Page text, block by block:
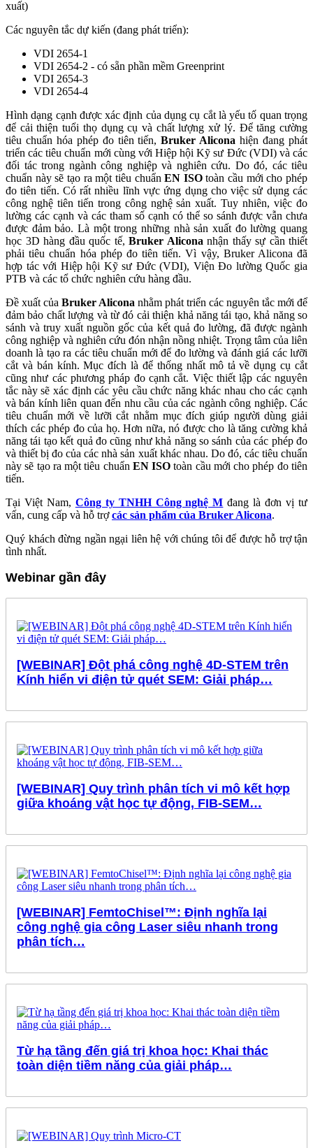
xuất)
Các nguyên tắc dự kiến (đang phát triển):
VDI 2654-1
VDI 2654-2 - có sẵn phần mềm Greenprint
VDI 2654-3
VDI 2654-4
Hình dạng cạnh được xác định của dụng cụ cắt là yếu tố quan trọng
để cải thiện tuổi thọ dụng cụ và chất lượng xử lý. Để tăng cường
tiêu chuẩn hóa phép đo tiên tiến,Bruker Alicona hiện đang phát
triển các tiêu chuẩn mới cùng với Hiệp hội Kỹ sư Đức (VDI) và các
đối tác trong ngành công nghiệp và nghiên cứu. Do đó, các tiêu
chuẩn này sẽ tạo ra một tiêu chuẩnEN ISOtoàn cầu mới cho phép
đo tiên tiến. Có rất nhiều lĩnh vực ứng dụng cho việc sử dụng các
công nghệ tiên tiến trong công nghệ sản xuất. Tuy nhiên, việc đo
lường các cạnh và các tham số cạnh có thể so sánh được vẫn chưa
được đảm bảo. Là một trong những nhà sản xuất đo lường quang
học 3D hàng đầu quốc tế, Bruker Alicona nhận thấy sự cần thiết
phải tiêu chuẩn hóa phép đo tiên tiến. Vì vậy, Bruker Alicona đã
hợp tác với Hiệp hội Kỹ sư Đức (VDI), Viện Đo lường Quốc gia
PTB và các tổ chức nghiên cứu hàng đầu.
Đề xuất của Bruker Alicona nhằm phát triển các nguyên tắc mới để
đảm bảo chất lượng và từ đó cải thiện khả năng tái tạo, khả năng so
sánh và truy xuất nguồn gốc của kết quả đo lường, đã được ngành
công nghiệp và nghiên cứu đón nhận nồng nhiệt. Trọng tâm của liên
doanh là tạo ra các tiêu chuẩn mới để đo lường và đánh giá các lưỡi
cắt và bán kính. Mục đích là để thống nhất mô tả về dụng cụ cắt
cũng như các phương pháp đo cạnh cắt. Việc thiết lập các nguyên
tắc này sẽ xác định các yêu cầu chức năng khác nhau cho các cạnh
và bán kính liên quan đến nhu cầu của các ngành công nghiệp. Các
tiêu chuẩn mới về lưỡi cắt nhằm mục đích giúp người dùng giải
thích các phép đo của họ. Hơn nữa, nó được cho là tăng cường khả
năng tái tạo kết quả đo cũng như khả năng so sánh của các phép đo
và thiết bị đo của các nhà sản xuất khác nhau. Do đó, các tiêu chuẩn
này sẽ tạo ra một tiêu chuẩn EN ISO toàn cầu mới cho phép đo tiên
tiến.
Tại Việt Nam, Công ty TNHH Công nghệ M đang là đơn vị tư
vấn, cung cấp và hỗ trợcác sản phẩm của Bruker Alicona.
Quý khách đừng ngần ngại liên hệ với chúng tôi để được hỗ trợ tận
tình nhất.
Webinar gần đây
[WEBINAR] Đột phá công nghệ 4D-STEM trên
Kính hiển vi điện tử quét SEM: Giải pháp…
[WEBINAR] Quy trình phân tích vi mô kết hợp
giữa khoáng vật học tự động, FIB-SEM…
[WEBINAR] FemtoChisel™: Định nghĩa lại
công nghệ gia công Laser siêu nhanh trong
phân tích…
Từ hạ tầng đến giá trị khoa học: Khai thác
toàn diện tiềm năng của giải pháp…